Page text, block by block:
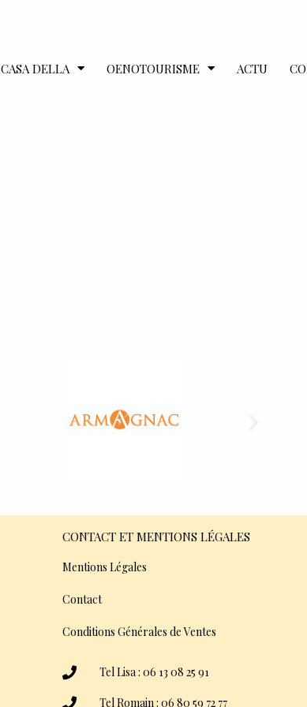
CASA DELLA OENOTOURISME ACTU
CONTACT ET MENTIONS LÉGALES
Mentions Légales
Contact
Conditions Générales de Ventes
Tel Lisa : 06 13 08 25 91
Tel Romain : 06 80 59 72 77